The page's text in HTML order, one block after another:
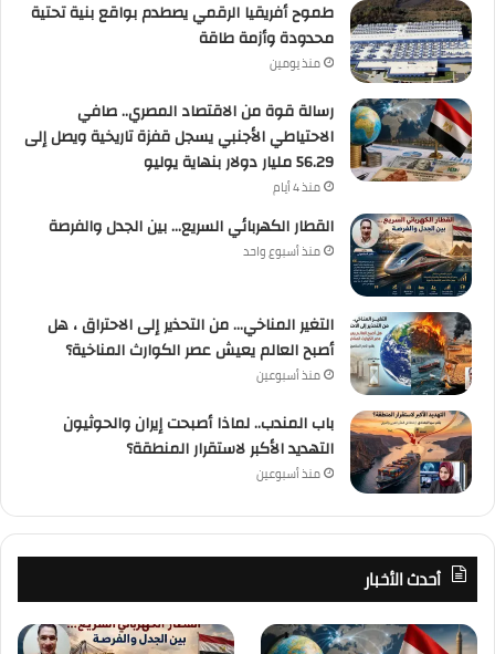
طموح أفريقيا الرقمي يصطدم بواقع بنية تحتية
محدودة وأزمة طاقة
منذ يومين
رسالة قوة من الاقتصاد المصري.. صافي
الاحتياطي الأجنبي يسجل قفزة تاريخية ويصل إلى
56.29 مليار دولار بنهاية يوليو
منذ 4 أيام
القطار الكهربائي السريع… بين الجدل والفرصة
منذ أسبوع واحد
التغير المناخي… من التحذير إلى الاحتراق ، هل
أصبح العالم يعيش عصر الكوارث المناخية؟
منذ أسبوعين
باب المندب.. لماذا أصبحت إيران والحوثيون
التهديد الأكبر لاستقرار المنطقة؟
منذ أسبوعين
أحدث الأخبار